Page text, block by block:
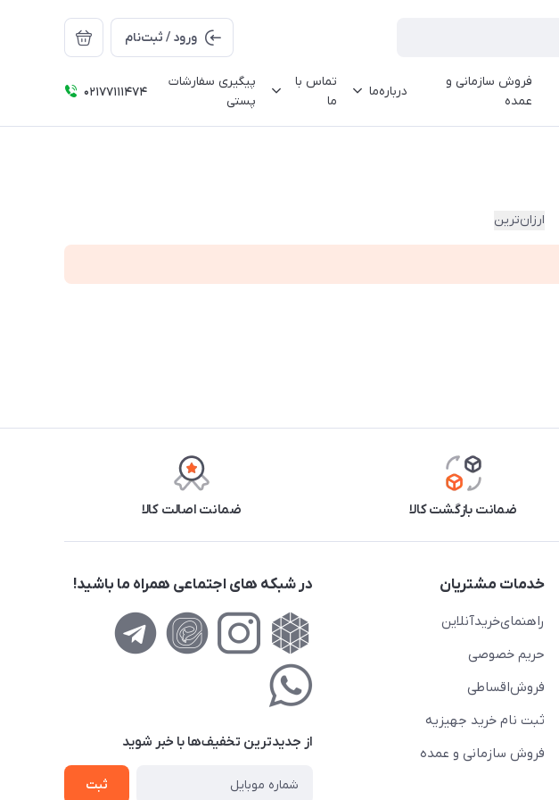
ورود / ثبت‌نام
فروش سازمانی و
عمده
درباره‌ما
تماس با
ما
پیگیری سفارشات
پستی
02177111474
ارزان‌ترین
ضمانت بازگشت کالا ضمانت اصالت کالا
خدمات مشتریان
راهنمای‌خرید‌آنلاین
حریم خصوصی
فروش‌اقساطی
ثبت نام خرید جهیزیه
فروش سازمانی و عمده
در شبکه های اجتماعی همراه ما باشید!
از جدید‌ترین تخفیف‌ها با‌ خبر شوید
ثبت